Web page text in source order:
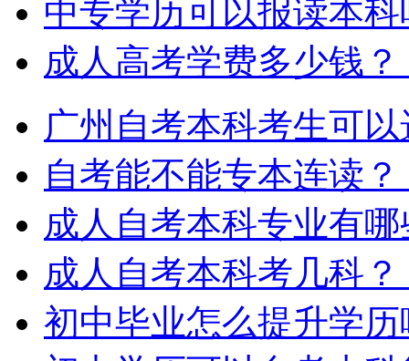
中专学历可以报读本科
成人高考学费多少钱？
广州自考本科考生可
自考能不能专本连读？
成人自考本科专业有哪
成人自考本科考几科？
初中毕业怎么提升学历